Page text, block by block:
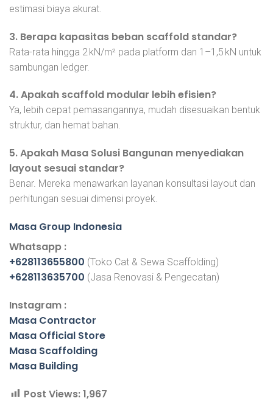
estimasi biaya akurat.
3. Berapa kapasitas beban scaffold standar?
Rata-rata hingga 2 kN/m² pada platform dan 1–1,5 kN untuk
sambungan ledger.
4. Apakah scaffold modular lebih efisien?
Ya, lebih cepat pemasangannya, mudah disesuaikan bentuk
struktur, dan hemat bahan.
5. Apakah Masa Solusi Bangunan menyediakan
layout sesuai standar?
Benar. Mereka menawarkan layanan konsultasi layout dan
perhitungan sesuai dimensi proyek.
Masa Group Indonesia
Whatsapp :
+628113655800 (Toko Cat & Sewa Scaffolding)
+628113635700 (Jasa Renovasi & Pengecatan)
Instagram :
Masa Contractor
Masa Official Store
Masa Scaffolding
Masa Building
Post Views:1,967